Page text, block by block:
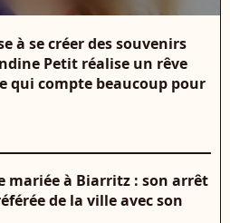
à se créer des souvenirs
Petit réalise un rêve
qui compte beaucoup pour
mariée à Biarritz : son arrêt
de la ville avec son